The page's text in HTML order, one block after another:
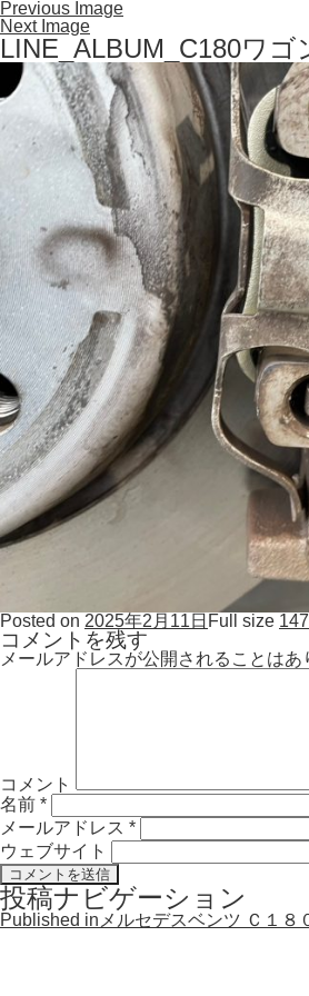
Previous Image
Next Image
LINE_ALBUM_C180ワ
Posted on 2025年2月11日 Full size
コメントを残す
メールアドレスが公開されることはあ
コメント
名前 *
メールアドレス *
ウェブサイト
投稿ナビゲーション
Published in メルセデスベンツ Ｃ１